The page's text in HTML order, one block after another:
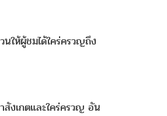
ให้ผู้ชมได้ใคร่ครวญถึง
สังเกตและใคร่ครวญ อัน